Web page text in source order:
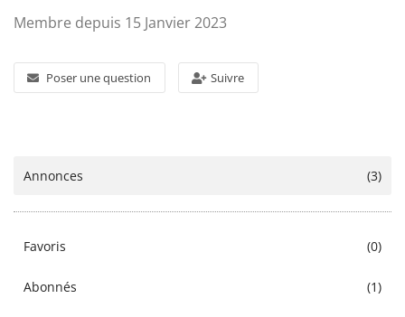
Français
Membre depuis 15 Janvier 2023
Poser une question Suivre
Annonces (3)
Favoris (0)
Abonnés (1)